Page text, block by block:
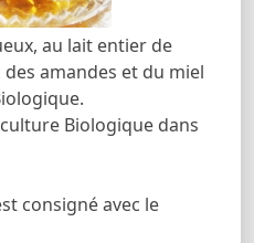
au lait entier de
amandes et du miel
Biologique dans
consigné avec le